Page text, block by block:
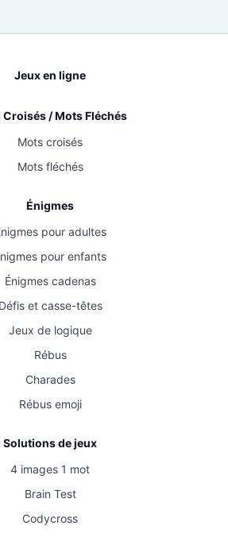
Jeux en ligne
Croisés / Mots Fléchés
Mots croisés
Mots fléchés
Énigmes
pour adultes
pour enfants
Énigmes cadenas
Défis et casse-têtes
Jeux de logique
Rébus
Charades
Rébus emoji
Solutions de jeux
4 images 1 mot
Brain Test
Codycross